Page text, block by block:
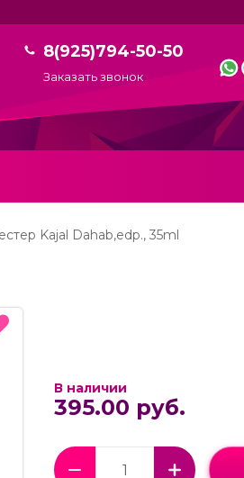
8(925)794-50-50
Заказать звонок
Kajal Dahab,edp., 35ml
В наличии
395.00 руб.